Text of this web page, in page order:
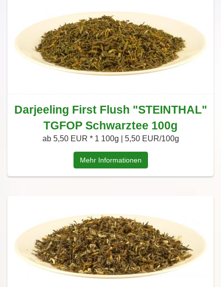
Darjeeling First Flush "STEINTHAL"
TGFOP Schwarztee 100g
ab 5,50 EUR * 1 100g | 5,50 EUR/100g
Mehr Informationen